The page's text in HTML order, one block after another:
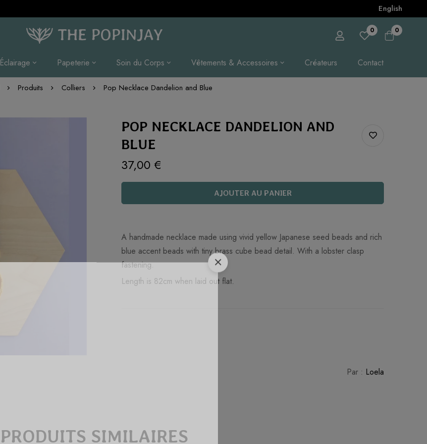
English
0 0
Éclairage Papeterie Soin du Corps Vêtements & Accessoires Créateurs Contact
Produits Colliers Pop Necklace Dandelion and Blue
POP NECKLACE DANDELION AND
BLUE
37,00 €
AJOUTER AU PANIER
A handmade necklace made using vivid yellow Japanese seed beads and rich
blue accent beads with tiny brass cube bead detail. With a lobster clasp
fastening.
Length is 82cm when laid out flat.
Par : Loela
PRODUITS SIMILAIRES